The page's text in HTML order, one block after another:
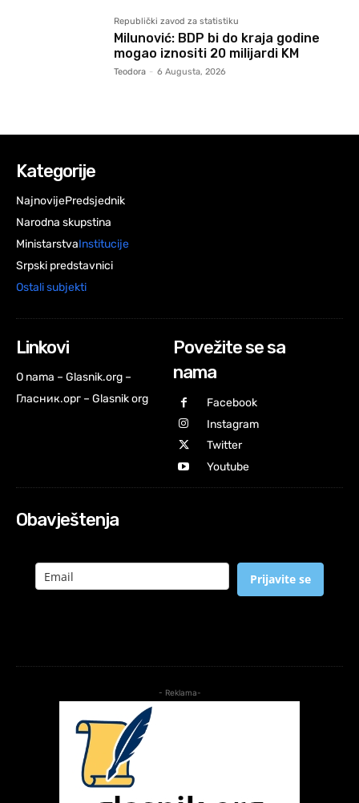
Republički zavod za statistiku
Milunović: BDP bi do kraja godine
mogao iznositi 20 milijardi KM
Teodora - 6 Augusta, 2026
Kategorije
NajnovijePredsjednik
Narodna skupstina
MinistarstvaInstitucije
Srpski predstavnici
Ostali subjekti
Linkovi
O nama – Glasnik.org –
Гласник.орг – Glasnik org
Povežite se sa
nama
Facebook
Instagram
Twitter
Youtube
Obavještenja
Prijavite se
- Reklama-